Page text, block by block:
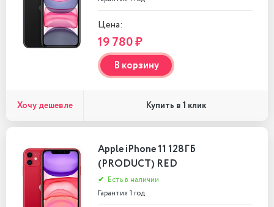
Цена:
19 780 ₽
В корзину
Хочу дешевле Купить в 1 клик
Apple iPhone 11 128ГБ
(PRODUCT) RED
✔ Есть в наличии
Гарантия 1 год